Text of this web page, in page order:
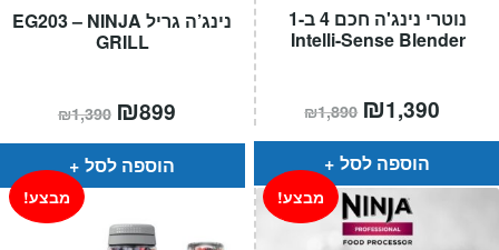
נינג’ה גריל EG203 – NINJA
GRILL
₪1,390 המחיר
המקורי
היה:
₪899
הוא:
הוספה לסל
נוטרי נינג'ה חכם 4 ב-1
Intelli-Sense Blender
₪1,890 המחיר
המקורי
היה:
₪1,890.
₪1,390
הוא:
הוספה לסל
מבצע! מבצע!